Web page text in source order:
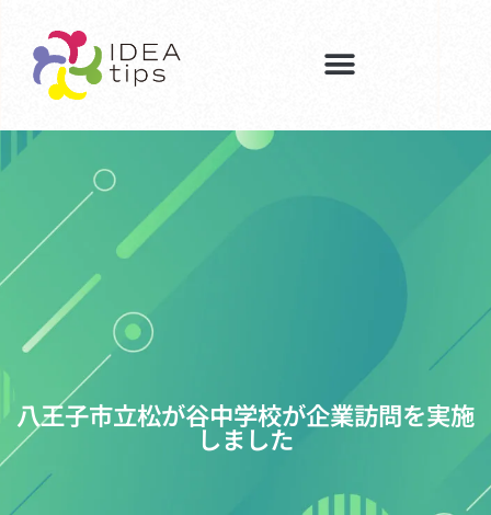
八王子市立松が谷中学校が企業訪問を実施
しました